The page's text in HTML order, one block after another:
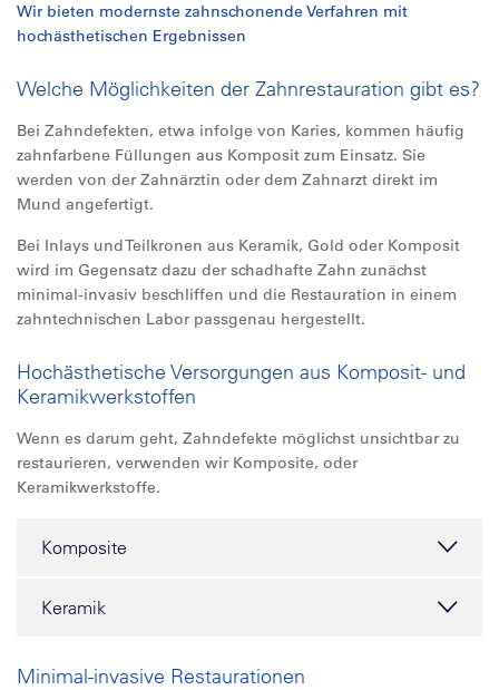
Wir bieten modernste zahnschonende Verfahren mit
hochästhetischen Ergebnissen
Welche Möglichkeiten der Zahnrestauration gibt es?
Bei Zahndefekten, etwa infolge von Karies, kommen häufig
zahnfarbene Füllungen aus Komposit zum Einsatz. Sie
werden von der Zahnärztin oder dem Zahnarzt direkt im
Mund angefertigt.
Bei Inlays und Teilkronen aus Keramik, Gold oder Komposit
wird im Gegensatz dazu der schadhafte Zahn zunächst
minimal-invasiv beschliffen und die Restauration in einem
zahntechnischen Labor passgenau hergestellt.
Hochästhetische Versorgungen aus Komposit- und
Keramikwerkstoffen
Wenn es darum geht, Zahndefekte möglichst unsichtbar zu
restaurieren, verwenden wir Komposite, oder
Keramikwerkstoffe.
Komposite
Keramik
Minimal-invasive Restaurationen